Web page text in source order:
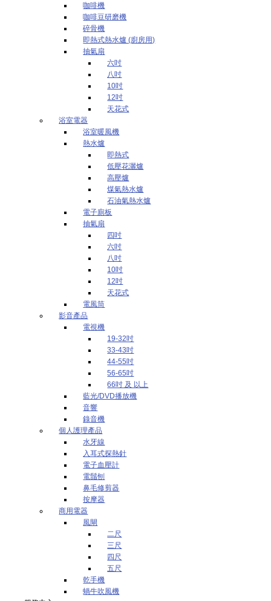
咖啡機
咖啡豆研磨機
碎骨機
即熱式熱水爐 (廚房用)
抽氣扇
六吋
八吋
10吋
12吋
天花式
浴室電器
浴室暖風機
熱水爐
即熱式
低壓花灑爐
高壓爐
煤氣熱水爐
石油氣熱水爐
電子廁板
抽氣扇
四吋
六吋
八吋
10吋
12吋
天花式
電風筒
影音產品
電視機
19-32吋
33-43吋
44-55吋
56-65吋
66吋 及 以上
藍光/DVD播放機
音響
錄音機
個人護理產品
水牙線
入耳式探熱針
電子血壓計
電鬚刨
鼻毛修剪器
按摩器
商用電器
風閘
二尺
三尺
四尺
五尺
乾手機
蝸牛吹風機